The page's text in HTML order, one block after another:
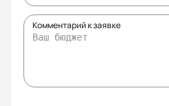
Комментарий к заявке